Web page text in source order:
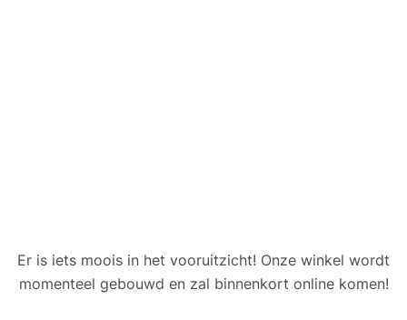
Er is iets moois in het vooruitzicht! Onze winkel wordt
momenteel gebouwd en zal binnenkort online komen!